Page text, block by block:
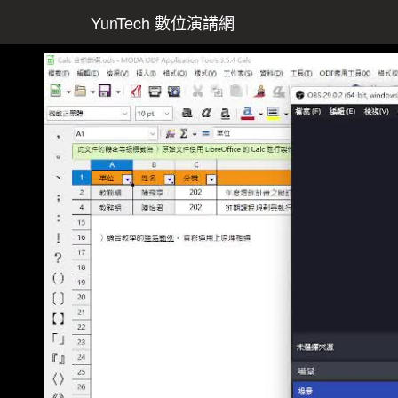
YunTech 數位演講網